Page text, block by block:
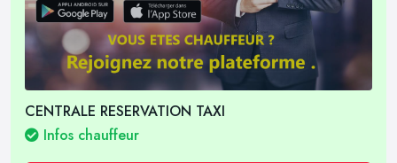
CENTRALE RESERVATION TAXI
Infos chauffeur